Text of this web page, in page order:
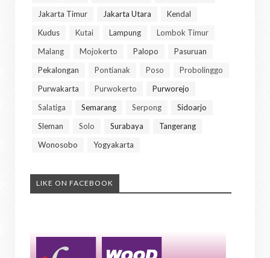
Jakarta Timur
Jakarta Utara
Kendal
Kudus
Kutai Lampung
Lombok Timur
Malang
Mojokerto Palopo
Pasuruan
Pekalongan
Pontianak Poso
Probolinggo
Purwakarta
Purwokerto
Purworejo
Salatiga
Semarang Serpong
Sidoarjo
Sleman
Solo Surabaya
Tangerang
Wonosobo
Yogyakarta
LIKE ON FACEBOOK